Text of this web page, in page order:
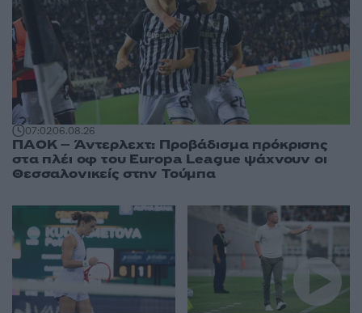
07:0206.08.26
ΠΑΟΚ – Άντερλεχτ: Προβάδισμα πρόκρισης
στα πλέι οφ του Europa League ψάχνουν οι
Θεσσαλονικείς στην Τούμπα